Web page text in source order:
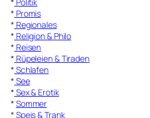
* Promis
* Regionales
* Religion & Philo
* Reisen
* Rüpeleien & Tiraden
* Schlafen
* See
* Sex & Erotik
* Sommer
* Speis & Trank